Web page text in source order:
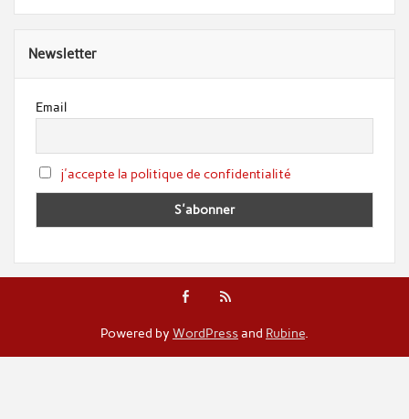
Newsletter
Email
j'accepte la politique de confidentialité
Powered by WordPressand Rubine